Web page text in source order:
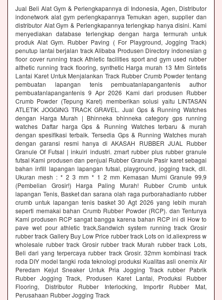
Jual Beli Alat Gym & Perlengkapannya di Indonesia, Agen, Distributor
indonetwork alat gym perlengkapannya Temukan agen, supplier dan
distributor Alat Gym & Perlengkapannya terlengkap hanya disini. Kami
menyediakan database terlengkap dengan harga termurah untuk
produk Alat Gym. Rubber Paving ( For Playground, Jogging Track)
penutup lantai berjalan track Alibaba Produsen Directory indonesian g
floor cover running track Athletic facilities sport and gym used rubber
althetic running track flooring, synthetic Harga murah 13 Mm Sintetis
Lantai Karet Untuk Menjalankan Track Rubber Crumb Powder tentang
pembuatan lapangan tenis pembuatanlapangantenis author
pembuatanlapangantenis 9 Apr 2026 Kami dari produsen Rubber
Crumb Powder (Tepung Karet) memberikan solusi yaitu LINTASAN
ATLETIK JOGGING TRACK GRAVEL. Jual Gps & Running Watches
dengan Harga Murah | Bhinneka bhinneka category gps running
watches Daftar harga Gps & Running Watches terbaru & murah
dengan spesifikasi terbaik. Tersedia Gps & Running Watches murah
dengan garansi resmi hanya di AKASAH RUBBER JUAL Rubber
Granule Of Futsal | inkuiri industri. zmart rubber plus rubber granule
futsal Kami produsen dan penjual Rubber Granule Pasir karet sebagai
bahan infill lapangan lapangan futsal, playground, jogging track, dll.
Ukuran mesh : * 2 3 mm * 1 2 mm Kemasan Murni Granule 99,9
(Pembelian Grosir!) Harga Paling Murah! Rubber Crumb untuk
lapangan Tenis, Basket dan sarana olah raga purborahadianto rubber
crumb untuk lapangan tenis basket 30 Agt 2026 yang lebih murah
seperti memakai bahan Crumb Rubber Powder (RCP). dan Tentunya
Kami produsen RCP sangat bangga karena bahan RCP ini di How to
pave wet pour athletic track,Sandwich system running track Grosir
rubber track Gallery Buy Low Price rubber track Lots on id.aliexpress w
wholesale rubber track Grosir rubber track Murah rubber track Lots,
Beli dari yang terpercaya rubber track Grosir. 32mm kombinasi track
roda DIY model tangki roda teknologi produksi Kualitas asli onemix Air
Peredam Kejut Sneaker Untuk Pria Jogging Track rubber Pabrik
Rubber Jogging Track, Produsen Karet Lantai, Produksi Rubber
Flooring, Distributor Rubber Interlocking, Importir Rubber Mat,
Perusahaan Rubber Jogging Track